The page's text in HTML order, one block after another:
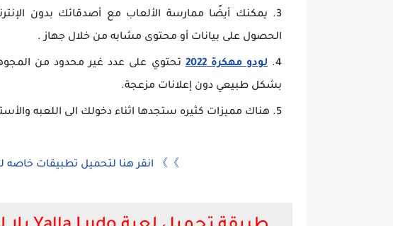
يمكنك أيضًا ممارسة الألعاب مع أصدقائك بدون
الحصول على بيانات أو محتوى مشابه من خلال جهاز .
لودو مهكرة 2022
تحتوي على عدد غير محدود من
بشكل طبيعي دون إعلانات مزعجة.
هناك مميزات كثيره ستجدها اثناء دخولك الى اللعبه
》》 انقر هنا لتحميل تطبيقات خاصه